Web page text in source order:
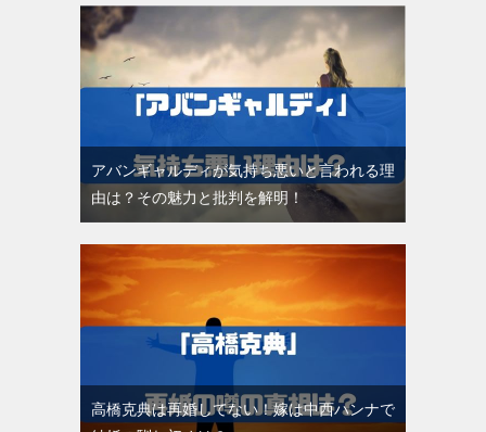
アバンギャルディが気持ち悪いと言われる理
由は？その魅力と批判を解明！
高橋克典は再婚してない！嫁は中西ハンナで